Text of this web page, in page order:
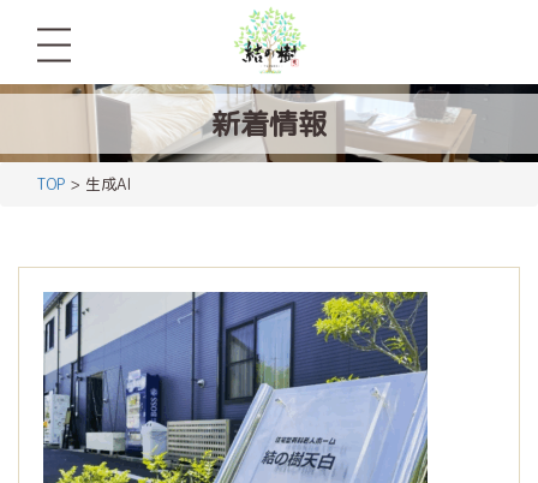
新着情報
TOP > 生成AI